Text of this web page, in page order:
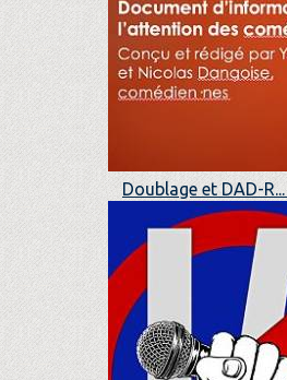
Doublage et DAD-